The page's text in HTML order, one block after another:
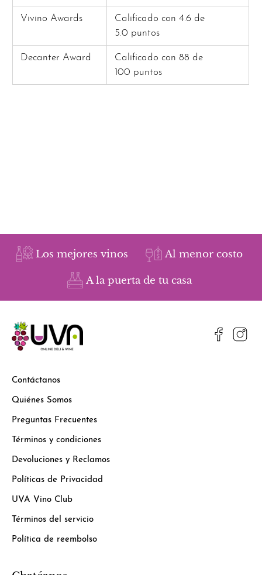
Vivino Awards
Calificado con 4.6 de
5.0 puntos
Decanter Award
Calificado con 88 de
100 puntos
Los mejores vinos Al menor costo
A la puerta de tu casa
Contáctanos
Quiénes Somos
Preguntas Frecuentes
Términos y condiciones
Devoluciones y Reclamos
Políticas de Privacidad
UVA Vino Club
Términos del servicio
Política de reembolso